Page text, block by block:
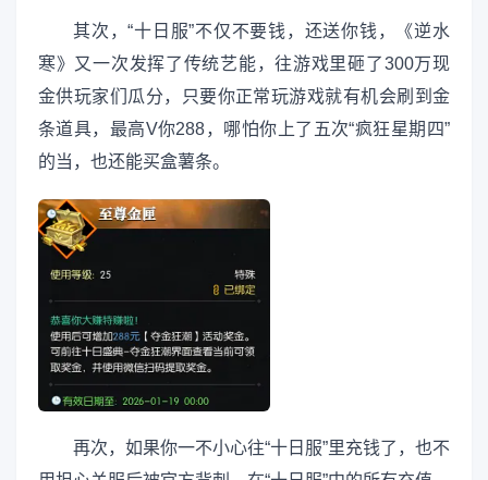
其次，“十日服”不仅不要钱，还送你钱，《逆水
寒》又一次发挥了传统艺能，往游戏里砸了300万现
金供玩家们瓜分，只要你正常玩游戏就有机会刷到金
条道具，最高V你288，哪怕你上了五次“疯狂星期四”
的当，也还能买盒薯条。
再次，如果你一不小心往“十日服”里充钱了，也不